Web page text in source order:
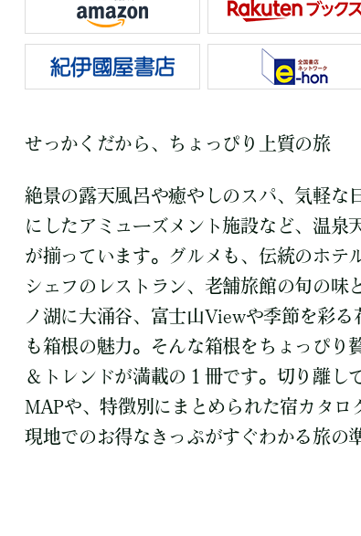
せっかくだから、ちょっぴり上質の旅
絶景の露天風呂や癒やしのスパ、気軽な
にしたアミューズメント施設など、温泉
が揃っています。グルメも、伝統のホテ
シェフのレストラン、老舗旅館の旬の味
ノ湖に大涌谷、富士山Viewや季節を彩る
も箱根の魅力。そんな箱根をちょっぴり
＆トレンドが満載の１冊です。切り離し
MAPや、特徴別にまとめられた宿カタロ
現地でのお得なきっぷがすぐわかる旅の